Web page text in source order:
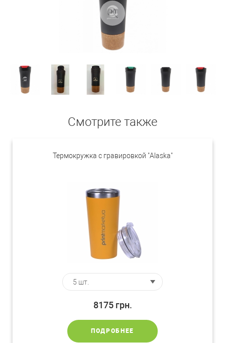
Смотрите также
Термокружка с гравировкой "Alaska"
8175 грн.
ПОДРОБНЕЕ